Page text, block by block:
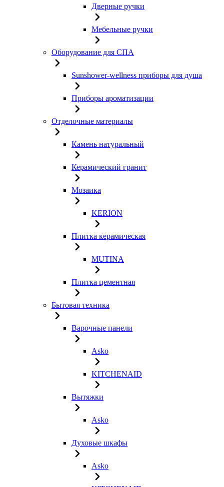
Дверные ручки
Мебельные ручки
Оборудование для СПА
Sunshower-wellness приборы для душа
Приборы ароматизации
Отделочные материалы
Камень натуральный
Керамический гранит
Мозаика
KERION
Плитка керамическая
MUTINA
Плитка цементная
Бытовая техника
Варочные панели
Asko
KITCHENAID
Вытяжки
Asko
Духовые шкафы
Asko